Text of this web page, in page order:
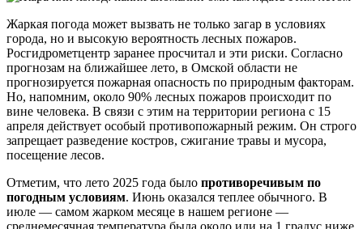
Жаркая погода может вызвать не только загар в условиях
города, но и высокую вероятность лесных пожаров.
Росгидрометцентр заранее просчитал и эти риски. Согласно
прогнозам на ближайшее лето, в Омской области не
прогнозируется пожарная опасность по природным факторам.
Но, напомним, около 90% лесных пожаров происходит по
вине человека. В связи с этим на территории региона с 15
апреля действует особый противопожарный режим. Он строго
запрещает разведение костров, сжигание травы и мусора,
посещение лесов.
Отметим, что лето 2025 года было противоречивым по
погодным условиям. Июнь оказался теплее обычного. В
июле — самом жарком месяце в нашем регионе —
среднемесячная температура была около или на 1 градус ниже